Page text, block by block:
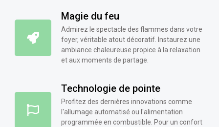
Magie du feu
Admirez le spectacle des flammes dans votre
foyer, véritable atout décoratif. Instaurez une
ambiance chaleureuse propice à la relaxation
et aux moments de partage.
Technologie de pointe
Profitez des dernières innovations comme
l'allumage automatisé ou l'alimentation
programmée en combustible. Pour un confort